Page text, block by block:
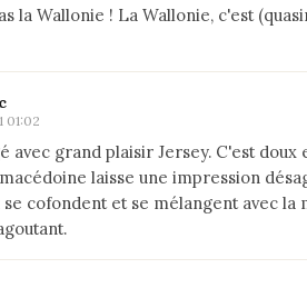
la Wallonie ! La Wallonie, c'est
01:02
avec grand plaisir Jersey. C'est doux
laisse une impression
cofondent et se mélangent avec la